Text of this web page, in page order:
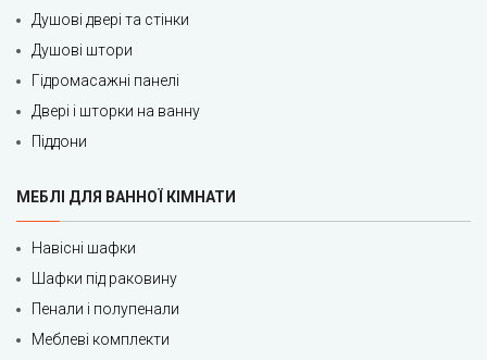
Душові двері та стінки
Душові штори
Гідромасажні панелі
Двері і шторки на ванну
Піддони
МЕБЛІ ДЛЯ ВАННОЇ КІМНАТИ
Навісні шафки
Шафки під раковину
Пенали і полупенали
Меблеві комплекти